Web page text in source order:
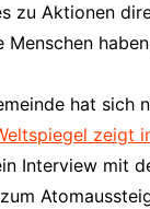
zu Aktionen
Menschen
hat sich
zeigt
Interview mit